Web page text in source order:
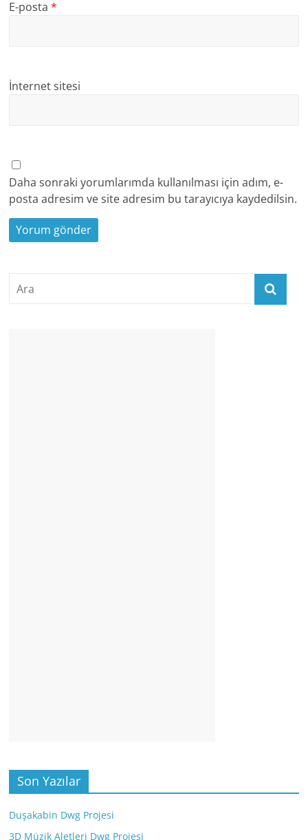
E-posta*
İnternet sitesi
Daha sonraki yorumlarımda kullanılması için adım, e-
posta adresim ve site adresim bu tarayıcıya kaydedilsin.
Son Yazılar
Duşakabin Dwg Projesi
3D Müzik Aletleri Dwg Projesi